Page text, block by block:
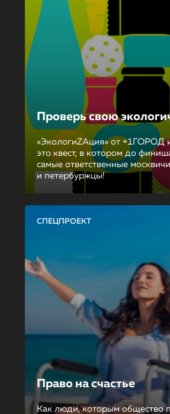
Проверь свою
«ЭкологиZAция» от +1ГОРОД
это квест, в котором до
самые ответственные москвичи
и петербуржцы!
СПЕЦПРОЕКТ
Право на счастье
Как люди, которым общество